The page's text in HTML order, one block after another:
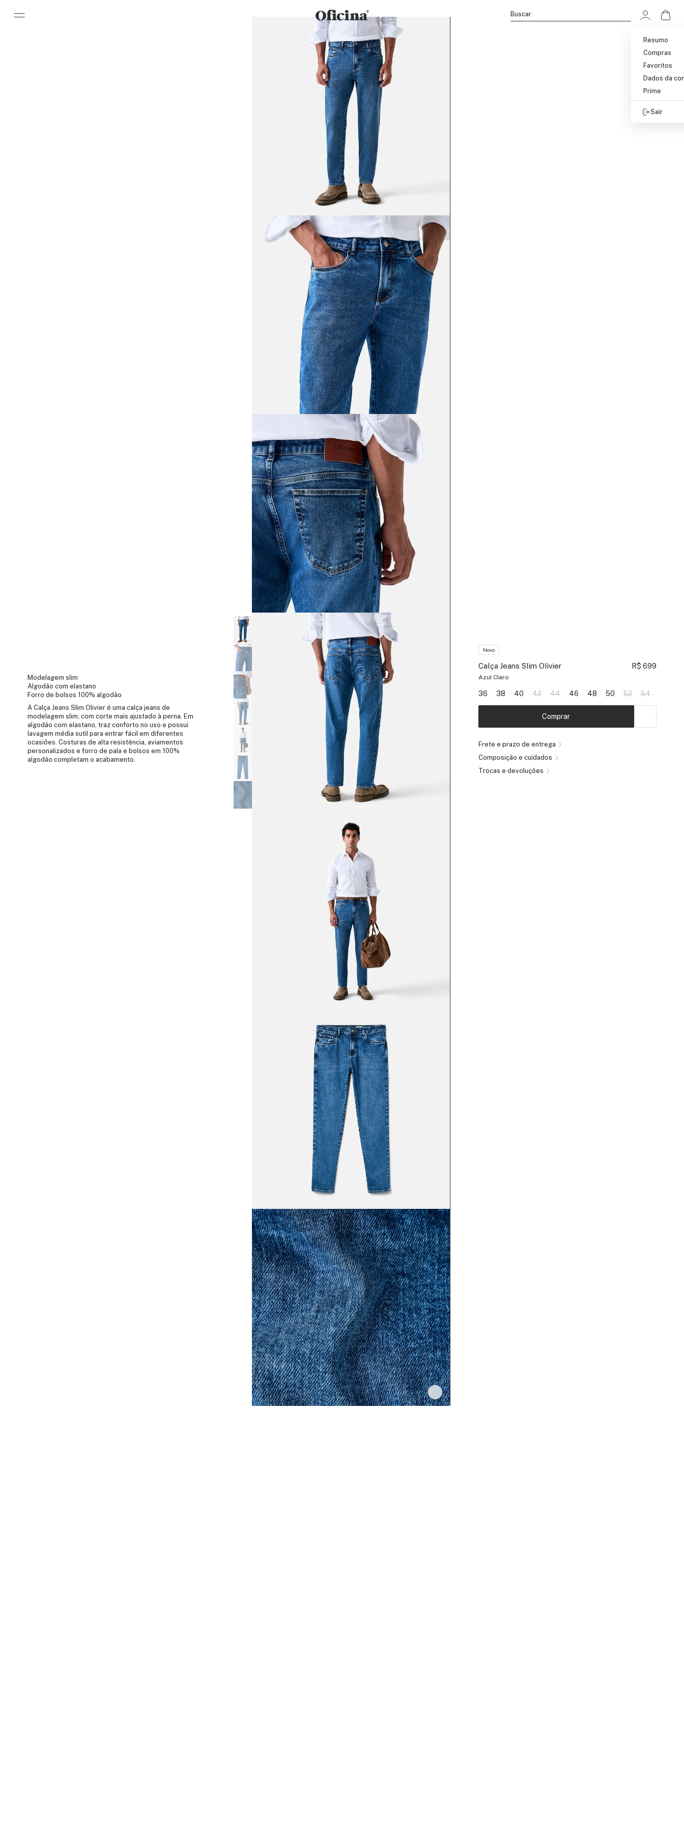
Buscar
Resumo
Compras
Favoritos
Dados da
Prime
Sair
Ir
Modelagem slim
Algodão com elastano
Forro de bolsos 100% algodão
A Calça Jeans Slim Olivier é uma calça jeans de
modelagem slim, com corte mais ajustado à perna. Em
algodão com elastano, traz conforto no uso e possui
lavagem média sutil para entrar fácil em diferentes
ocasiões. Costuras de alta resistência, aviamentos
personalizados e forro de pala e bolsos em 100%
algodão completam o acabamento.
Novo
Calça Jeans Slim Olivier R$ 699
Azul Claro
36 38 40 42 44 46 48 50 52 54
Comprar
Frete e prazo de entrega
Composição e cuidados
Trocas e devoluções